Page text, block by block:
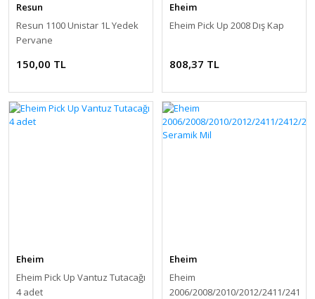
Resun
Resun 1100 Unistar 1L Yedek
Pervane
150,00 TL
Eheim
Eheim Pick Up 2008 Dış Kap
808,37 TL
Eheim
Eheim Pick Up Vantuz Tutacağı
4 adet
Eheim
Eheim
2006/2008/2010/2012/2411/2412/